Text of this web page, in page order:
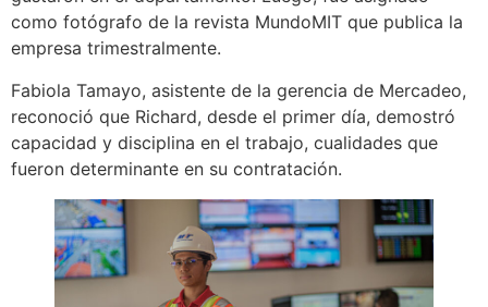
como fotógrafo de la revista MundoMIT que publica la
empresa trimestralmente.
Fabiola Tamayo, asistente de la gerencia de Mercadeo,
reconoció que Richard, desde el primer día, demostró
capacidad y disciplina en el trabajo, cualidades que
fueron determinante en su contratación.